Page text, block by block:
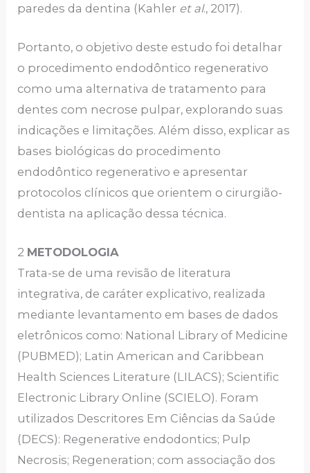
paredes da dentina (Kahler et al., 2017).
Portanto, o objetivo deste estudo foi detalhar
o procedimento endodôntico regenerativo
como uma alternativa de tratamento para
dentes com necrose pulpar, explorando suas
indicações e limitações. Além disso, explicar as
bases biológicas do procedimento
endodôntico regenerativo e apresentar
protocolos clínicos que orientem o cirurgião-
dentista na aplicação dessa técnica.
2 METODOLOGIA
Trata-se de uma revisão de literatura
integrativa, de caráter explicativo, realizada
mediante levantamento em bases de dados
eletrônicos como: National Library of Medicine
(PUBMED); Latin American and Caribbean
Health Sciences Literature (LILACS); Scientific
Electronic Library Online (SCIELO). Foram
utilizados Descritores Em Ciências da Saúde
(DECS): Regenerative endodontics; Pulp
Necrosis; Regeneration; com associação dos